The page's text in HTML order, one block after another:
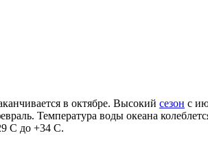
в октябре. Высокий сезон с
Температура воды океана
С до +34 С.